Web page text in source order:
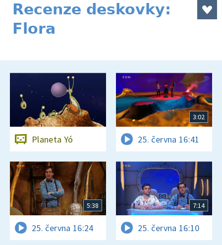
Recenze deskovky:
Flora
Planeta Yó
3:02
25. června 16:41
5:38
25. června 16:24
7:14
25. června 16:10